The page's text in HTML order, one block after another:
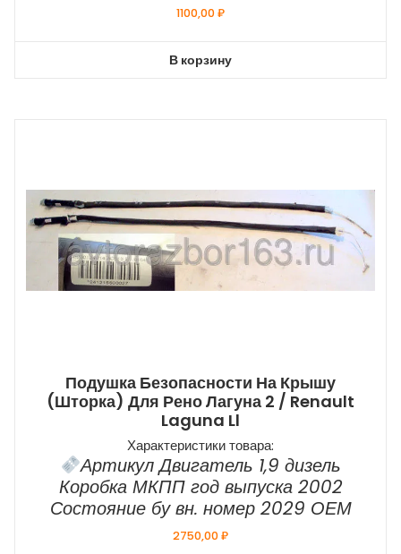
1100,00₽
В корзину
Подушка Безопасности На Крышу
(шторка) Для Рено Лагуна 2 / Renault
Laguna Ll
Характеристики товара:
Артикул Двигатель 1,9 дизель
Коробка МКПП год выпуска 2002
Состояние бу вн. номер 2029 ОЕМ
2750,00₽